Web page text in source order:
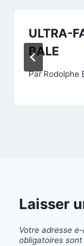
ULTRA-
BALE
Par Rodolphe
Laisser
Votre adresse
obligatoires